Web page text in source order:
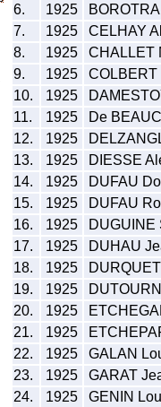
6.
1925
7.
1925
CELHAY
8.
1925
CHALLET
9.
1925
COLBERT
10.
1925
11.
1925
De
12.
1925
13.
1925
DIESSE
14.
1925
DUFAU
15.
1925
DUFAU
16.
1925
DUGUINE
17.
1925
DUHAU
18.
1925
19.
1925
20.
1925
21.
1925
22.
1925
GALAN
23.
1925
GARAT
24.
1925
GENIN